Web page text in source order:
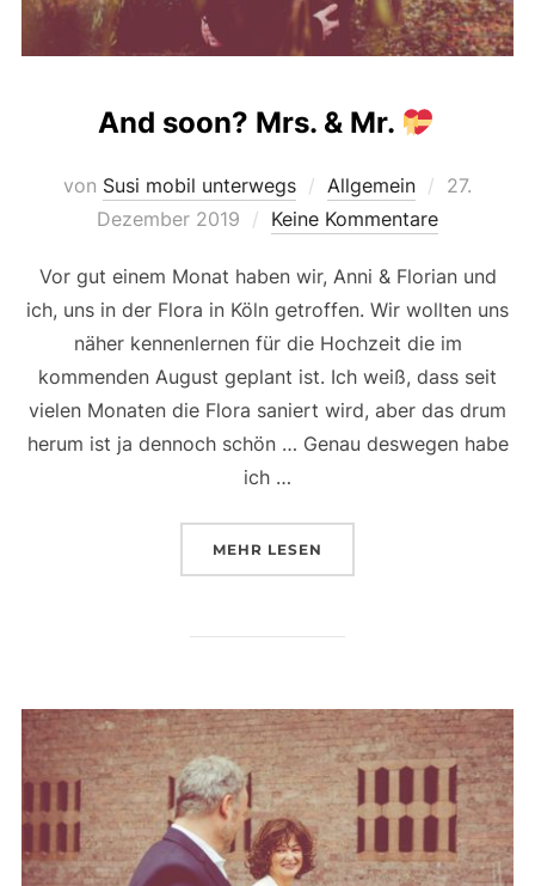
And soon? Mrs. & Mr.
von Susi mobil unterwegs Allgemein
27.
Dezember 2019
Keine Kommentare
Vor gut einem Monat haben wir, Anni & Florian und
ich, uns in der Flora in Köln getroffen. Wir wollten uns
näher kennenlernen für die Hochzeit die im
kommenden August geplant ist. Ich weiß, dass seit
vielen Monaten die Flora saniert wird, aber das drum
herum ist ja dennoch schön … Genau deswegen habe
ich …
MEHR ÜBER „AND SOON? MRS. & MR.
LESEN